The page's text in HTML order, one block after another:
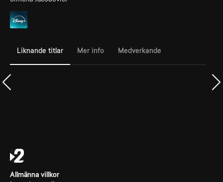
Liknande titlar Mer info Medverkande
Allmänna villkor